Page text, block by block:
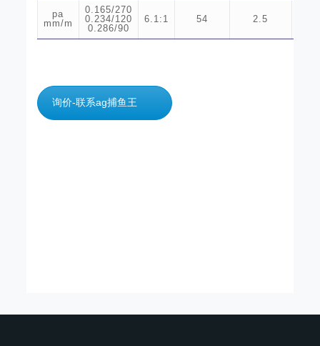
pa
mm/m
0.165/270
0.234/120
0.286/90
6.1:1 54 2.5
询价-联系ag捕鱼王